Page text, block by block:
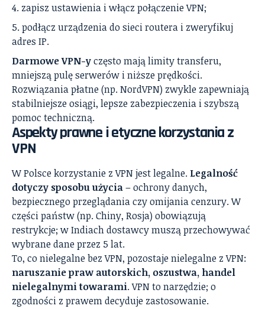
zapisz ustawienia i włącz połączenie VPN;
podłącz urządzenia do sieci routera i zweryfikuj
adres IP.
Darmowe VPN-yczęsto mają limity transferu,
mniejszą pulę serwerów i niższe prędkości.
Rozwiązania płatne (np. NordVPN) zwykle zapewniają
stabilniejsze osiągi, lepsze zabezpieczenia i szybszą
pomoc techniczną.
Aspekty prawne i etyczne korzystania z
VPN
W Polsce korzystanie z VPN jest legalne. Legalność
dotyczy sposobu użycia– ochrony danych,
bezpiecznego przeglądania czy omijania cenzury. W
części państw (np. Chiny, Rosja) obowiązują
restrykcje; w Indiach dostawcy muszą przechowywać
wybrane dane przez 5 lat.
To, co nielegalne bez VPN, pozostaje nielegalne z VPN:
naruszanie praw autorskich, oszustwa, handel
nielegalnymi towarami. VPN to narzędzie; o
zgodności z prawem decyduje zastosowanie.